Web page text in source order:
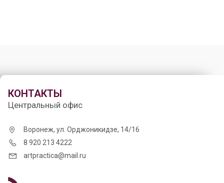
КОНТАКТЫ
Центральный офис
Воронеж, ул. Орджоникидзе, 14/16
8 920 213 4222
artpractica@mail.ru